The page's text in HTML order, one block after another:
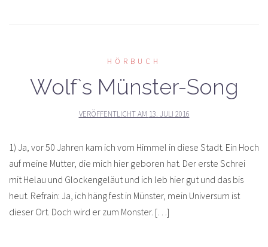
HÖRBUCH
Wolf`s Münster-Song
VERÖFFENTLICHT AM 13. JULI 2016
1) Ja, vor 50 Jahren kam ich vom Himmel in diese Stadt. Ein Hoch
auf meine Mutter, die mich hier geboren hat. Der erste Schrei
mit Helau und Glockengeläut und ich leb hier gut und das bis
heut. Refrain: Ja, ich häng fest in Münster, mein Universum ist
dieser Ort. Doch wird er zum Monster. […]